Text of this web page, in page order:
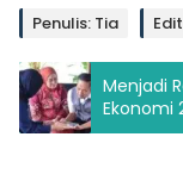
Penulis: Tia
Menjadi
Ekonomi
Meminta